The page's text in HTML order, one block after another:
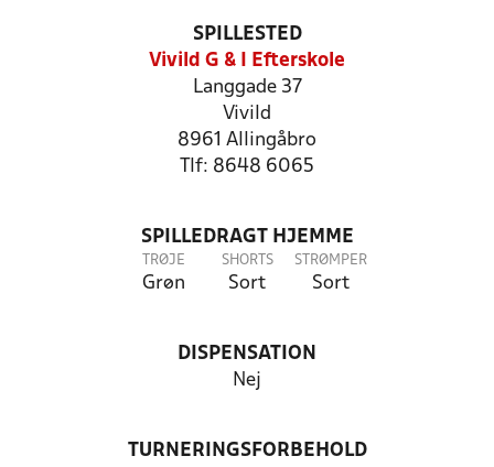
SPILLESTED
Vivild G & I Efterskole
Langgade 37
Vivild
8961 Allingåbro
Tlf: 8648 6065
SPILLEDRAGT HJEMME
TRØJE
Grøn
SHORTS
Sort
STRØMPER
Sort
DISPENSATION
Nej
TURNERINGSFORBEHOLD